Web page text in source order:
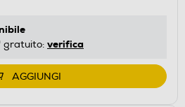
gratuito: verifica
AGGIUNGI